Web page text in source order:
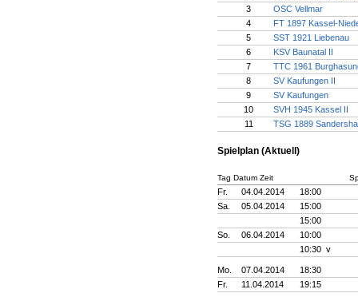
3
OSC Vellmar
4
FT 1897 Kassel-
5
SST 1921 Liebenau
6
KSV Baunatal II
7
TTC 1961
8
SV Kaufungen II
9
SV Kaufungen
10
SVH 1945 Kassel II
11
TSG 1889
Spielplan (Aktuell)
Tag Datum Zeit
Fr. 04.04.2014
18:00
Sa.
05.04.2014
15:00
15:00
So.
06.04.2014
10:00
10:30 v
Mo. 07.04.2014
18:30
Fr.
11.04.2014 19:15